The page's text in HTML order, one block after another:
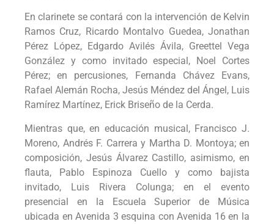
En clarinete se contará con la intervención de Kelvin
Ramos Cruz, Ricardo Montalvo Guedea, Jonathan
Pérez López, Edgardo Avilés Ávila, Greettel Vega
González y como invitado especial, Noel Cortes
Pérez; en percusiones, Fernanda Chávez Evans,
Rafael Alemán Rocha, Jesús Méndez del Ángel, Luis
Ramírez Martínez, Erick Briseño de la Cerda.
Mientras que, en educación musical, Francisco J.
Moreno, Andrés F. Carrera y Martha D. Montoya; en
composición, Jesús Álvarez Castillo, asimismo, en
flauta, Pablo Espinoza Cuello y como bajista
invitado, Luis Rivera Colunga; en el evento
presencial en la Escuela Superior de Música
ubicada en Avenida 3 esquina con Avenida 16 en la